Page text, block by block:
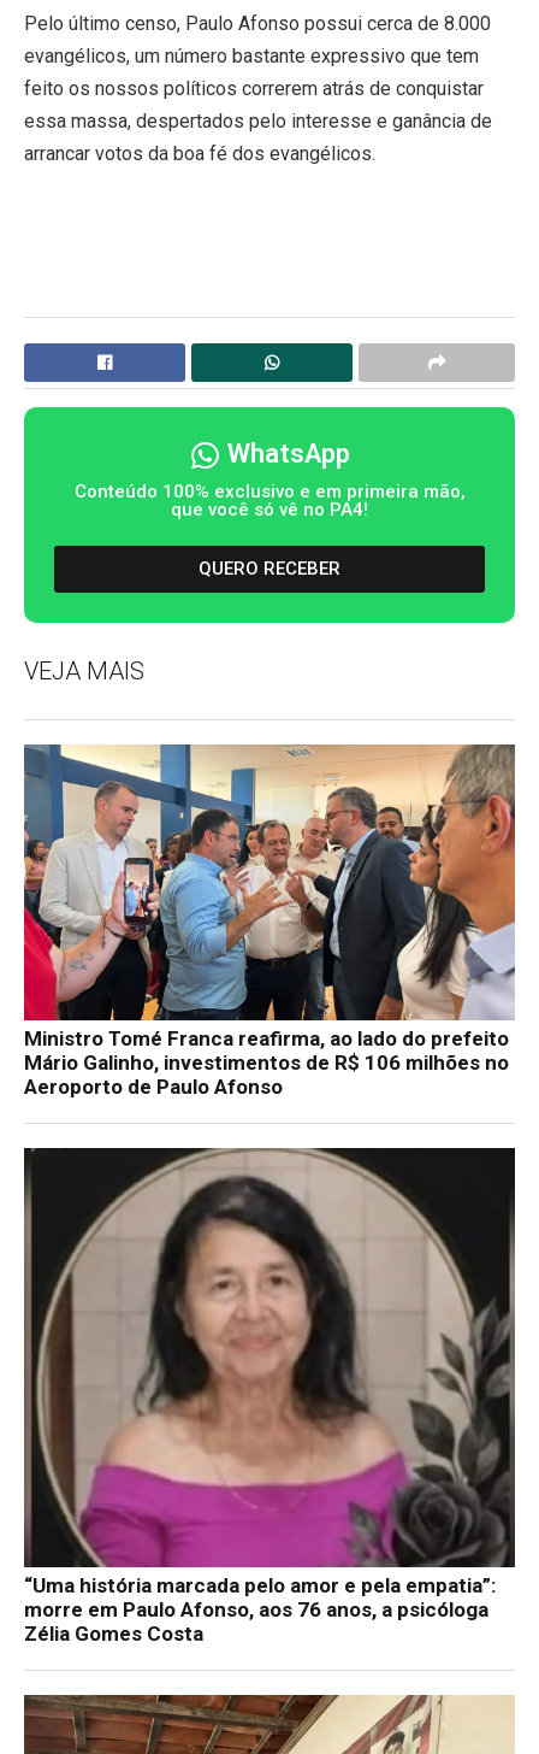
Pelo último censo, Paulo Afonso possui cerca de 8.000
evangélicos, um número bastante expressivo que tem
feito os nossos políticos correrem atrás de conquistar
essa massa, despertados pelo interesse e ganância de
arrancar votos da boa fé dos evangélicos.
WhatsApp
Conteúdo 100% exclusivo e em primeira mão,
que você só vê no PA4!
QUERO RECEBER
VEJA MAIS
Ministro Tomé Franca reafirma, ao lado do prefeito
Mário Galinho, investimentos de R$ 106 milhões no
Aeroporto de Paulo Afonso
“Uma história marcada pelo amor e pela empatia”:
morre em Paulo Afonso, aos 76 anos, a psicóloga
Zélia Gomes Costa